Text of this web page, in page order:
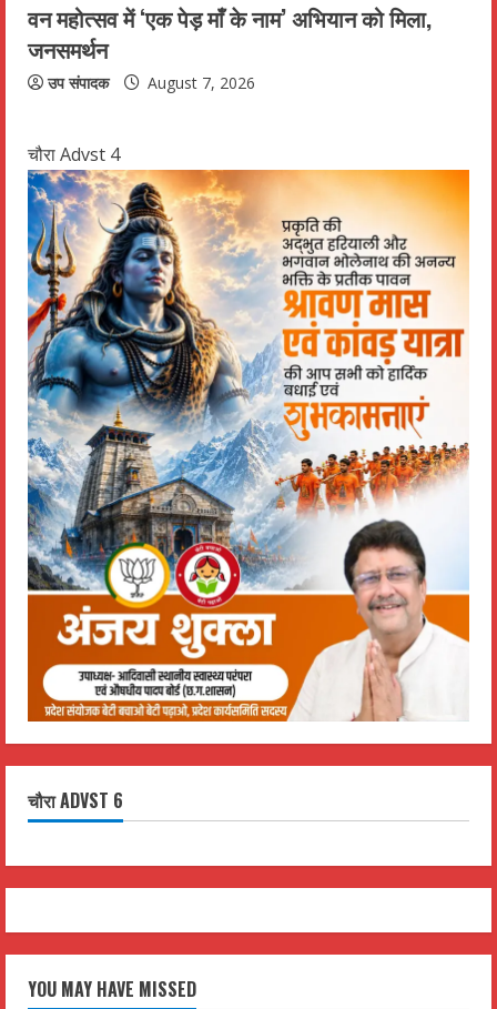
वन महोत्सव में ‘एक पेड़ माँ के नाम’ अभियान को मिला,
जनसमर्थन
उप संपादक August 7, 2026
चौरा Advst 4
चौरा ADVST 6
YOU MAY HAVE MISSED